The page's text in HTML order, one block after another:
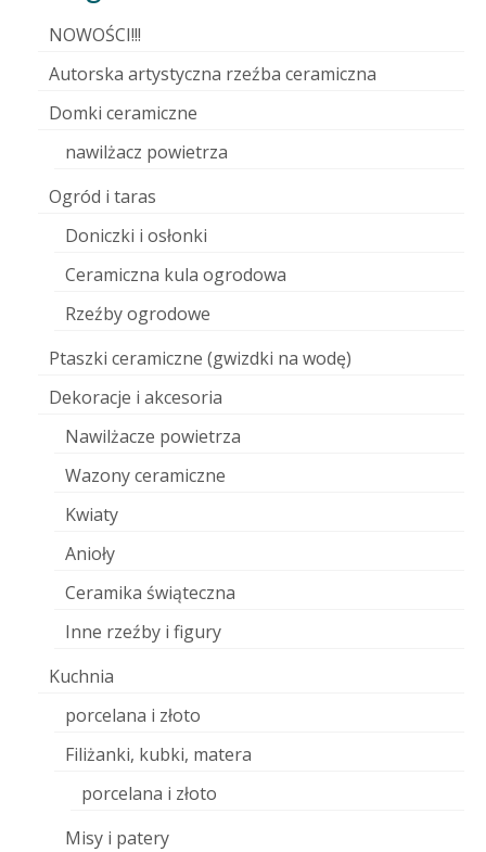
NOWOŚCI!!!
Autorska artystyczna rzeźba ceramiczna
Domki ceramiczne
nawilżacz powietrza
Ogród i taras
Doniczki i osłonki
Ceramiczna kula ogrodowa
Rzeźby ogrodowe
Ptaszki ceramiczne (gwizdki na wodę)
Dekoracje i akcesoria
Nawilżacze powietrza
Wazony ceramiczne
Kwiaty
Anioły
Ceramika świąteczna
Inne rzeźby i figury
Kuchnia
porcelana i złoto
Filiżanki, kubki, matera
porcelana i złoto
Misy i patery